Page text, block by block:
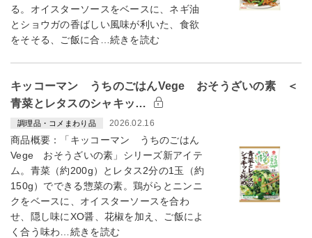
る。オイスターソースをベースに、ネギ油
とショウガの香ばしい風味が利いた、食欲
をそそる、ご飯に合…続きを読む
キッコーマン うちのごはんVege おそうざいの素 ＜
青菜とレタスのシャキッ…
調理品・コメまわり品 2026.02.16
商品概要：「キッコーマン うちのごはん
Vege おそうざいの素」シリーズ新アイテ
ム。青菜（約200g）とレタス2分の1玉（約
150g）でできる惣菜の素。鶏がらとニンニ
クをベースに、オイスターソースを合わ
せ、隠し味にXO醤、花椒を加え、ご飯によ
く合う味わ…続きを読む